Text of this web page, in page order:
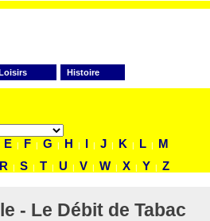
Histoire
E | F | G | H | I | J | K | L |
M
R | S | T | U | V | W | X | Y | Z
- Le Débit de Tabac